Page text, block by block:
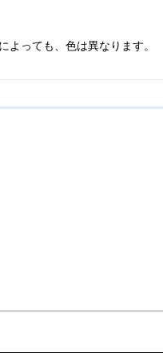
っても、色は異なります。